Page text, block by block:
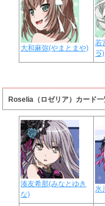
大和麻弥(やまとまや)
若
ゔ)
Roselia（ロゼリア）カード一
湊友希那(みなとゆき
な)
氷